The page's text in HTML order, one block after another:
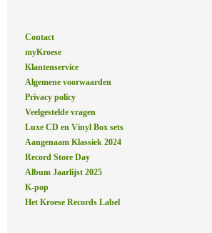
Contact
myKroese
Klantenservice
Algemene voorwaarden
Privacy policy
Veelgestelde vragen
Luxe CD en Vinyl Box sets
Aangenaam Klassiek 2024
Record Store Day
Album Jaarlijst 2025
K-pop
Het Kroese Records Label